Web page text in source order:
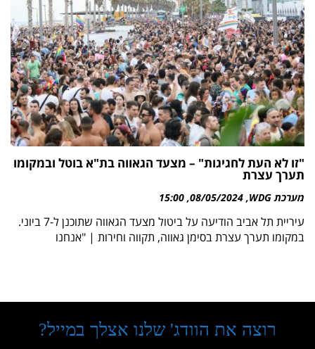
"זו לא העת לחגיגות" – מצעד הגאווה בת"א בוטל ובמקומו
תערך עצרת
מערכת WDG 08/05/2024
15:00
עיריית תל אביב הודיעה על ביטול מצעד הגאווה שתוכנן ל-7 ביוני.
במקומו תערך עצרת בסימן גאווה, תקווה וחירות | "אנחנו